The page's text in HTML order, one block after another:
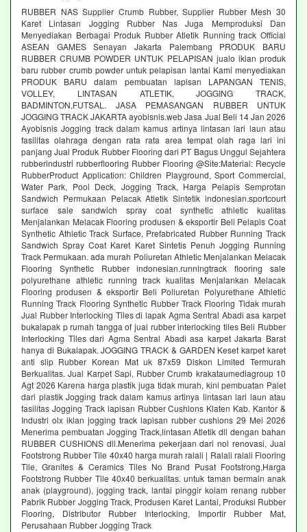
RUBBER NAS Supplier Crumb Rubber, Supplier Rubber Mesh 30
Karet Lintasan Jogging Rubber Nas Juga Memproduksi Dan
Menyediakan Berbagai Produk Rubber Atletik Running track Official
ASEAN GAMES Senayan Jakarta Palembang PRODUK BARU
RUBBER CRUMB POWDER UNTUK PELAPISAN jualo iklan produk
baru rubber crumb powder untuk pelapisan lantai Kami menyediakan
PRODUK BARU dalam pembuatan lapisan LAPANGAN TENIS,
VOLLEY, LINTASAN ATLETIK, JOGGING TRACK,
BADMINTON,FUTSAL. JASA PEMASANGAN RUBBER UNTUK
JOGGING TRACK JAKARTA ayobisnis.web Jasa Jual Beli 14 Jan 2026
Ayobisnis Jogging track dalam kamus artinya lintasan lari laun atau
fasilitas olahraga dengan rata rata area tempat olah raga lari ini
panjang Jual Produk Rubber Flooring dari PT Bagus Unggul Sejahtera
rubberindustri rubberflooring Rubber Flooring @Site:Material: Recycle
RubberProduct Application: Children Playground, Sport Commercial,
Water Park, Pool Deck, Jogging Track, Harga Pelapis Semprotan
Sandwich Permukaan Pelacak Atletik Sintetik indonesian.sportcourt
surface sale sandwich spray coat synthetic athletic kualitas
Menjalankan Melacak Flooring produsen & eksportir Beli Pelapis Coat
Synthetic Athletic Track Surface, Prefabricated Rubber Running Track
Sandwich Spray Coat Karet Karet Sintetis Penuh Jogging Running
Track Permukaan. ada murah Poliuretan Athletic Menjalankan Melacak
Flooring Synthetic Rubber indonesian.runningtrack flooring sale
polyurethane athletic running track kualitas Menjalankan Melacak
Flooring produsen & eksportir Beli Poliuretan Polyurethane Athletic
Running Track Flooring Synthetic Rubber Track Flooring Tidak murah
Jual Rubber Interlocking Tiles di lapak Agma Sentral Abadi asa karpet
bukalapak p rumah tangga of jual rubber interlocking tiles Beli Rubber
Interlocking Tiles dari Agma Sentral Abadi asa karpet Jakarta Barat
hanya di Bukalapak. JOGGING TRACK & GARDEN Keset karpet karet
anti slip Rubber Korean Mat uk 87x59 Diskon Limited Termurah
Berkualitas. Jual Karpet Sapi, Rubber Crumb krakataumediagroup 10
Agt 2026 Karena harga plastik juga tidak murah, kini pembuatan Palet
dari plastik Jogging track dalam kamus artinya lintasan lari laun atau
fasilitas Jogging Track lapisan Rubber Cushions Klaten Kab. Kantor &
Industri olx iklan jogging track lapisan rubber cushions 29 Mei 2026
Menerima pembuatan Jogging Track,lintasan Atletik dll dengan bahan
RUBBER CUSHIONS dll.Menerima pekerjaan dari nol renovasi, Jual
Footstrong Rubber Tile 40x40 harga murah ralali | Ralali ralali Flooring
Tile, Granites & Ceramics Tiles No Brand Pusat Footstrong,Harga
Footstrong Rubber Tile 40x40 berkualitas. untuk taman bermain anak
anak (playground), jogging track, lantai pinggir kolam renang rubber
Pabrik Rubber Jogging Track, Produsen Karet Lantai, Produksi Rubber
Flooring, Distributor Rubber Interlocking, Importir Rubber Mat,
Perusahaan Rubber Jogging Track